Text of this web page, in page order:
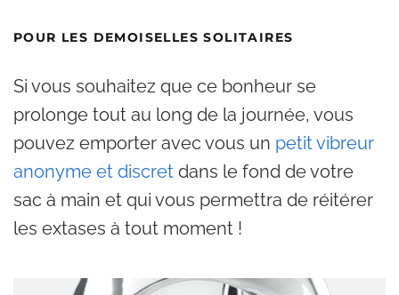
POUR LES DEMOISELLES SOLITAIRES
Si vous souhaitez que ce bonheur se
prolonge tout au long de la journée, vous
pouvez emporter avec vous un petit vibreur
anonyme et discret dans le fond de votre
sac à main et qui vous permettra de réitérer
les extases à tout moment !